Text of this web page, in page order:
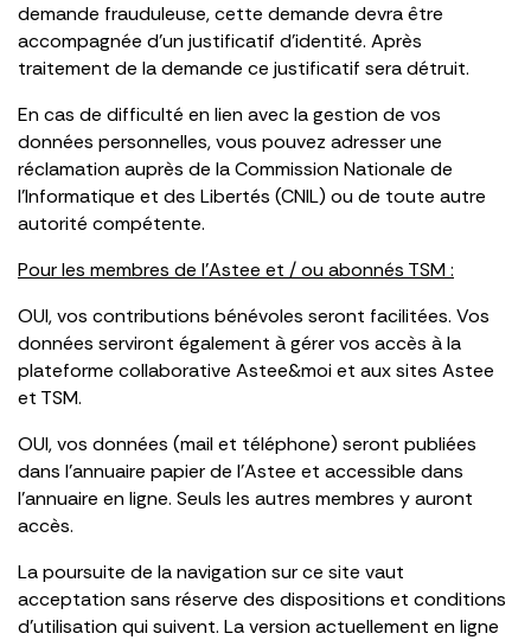
demande frauduleuse, cette demande devra être
accompagnée d’un justificatif d’identité. Après
traitement de la demande ce justificatif sera détruit.
En cas de difficulté en lien avec la gestion de vos
données personnelles, vous pouvez adresser une
réclamation auprès de la Commission Nationale de
l’Informatique et des Libertés (CNIL) ou de toute autre
autorité compétente.
Pour les membres de l’Astee et / ou abonnés TSM :
OUI, vos contributions bénévoles seront facilitées. Vos
données serviront également à gérer vos accès à la
plateforme collaborative Astee&moi et aux sites Astee
et TSM.
OUI, vos données (mail et téléphone) seront publiées
dans l’annuaire papier de l’Astee et accessible dans
l’annuaire en ligne. Seuls les autres membres y auront
accès.
La poursuite de la navigation sur ce site vaut
acceptation sans réserve des dispositions et conditions
d’utilisation qui suivent. La version actuellement en ligne